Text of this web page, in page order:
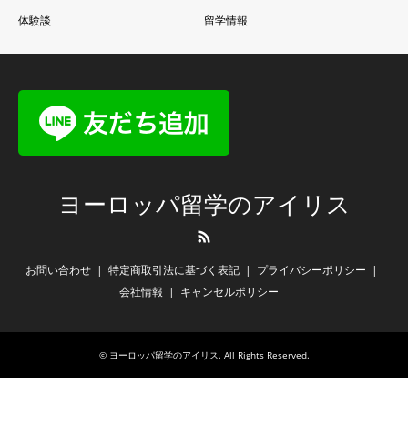
体験談
留学情報
ヨーロッパ留学のアイリス
お問い合わせ 特定商取引法に基づく表記
プライバシーポリシー
会社情報
キャンセルポリシー
© ヨーロッパ留学のアイリス. All Rights Reserved.